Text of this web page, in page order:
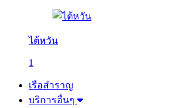
ไต้หวัน
1
เรือสำราญ
บริการอื่นๆ